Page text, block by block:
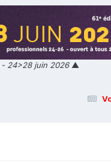
- 24>28 juin 2026▲